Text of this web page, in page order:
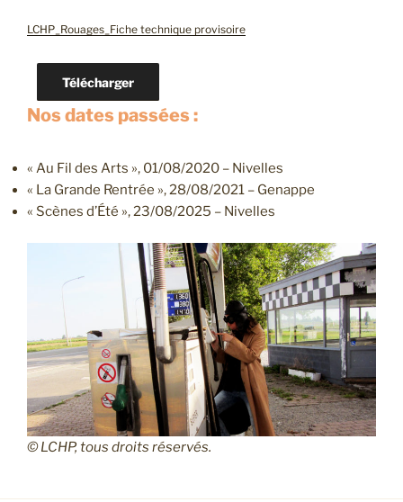
LCHP_Rouages_Fiche technique provisoire
Télécharger
Nos dates passées :
« Au Fil des Arts », 01/08/2020 – Nivelles
« La Grande Rentrée », 28/08/2021 – Genappe
« Scènes d’Été », 23/08/2025 – Nivelles
© LCHP, tous droits réservés.